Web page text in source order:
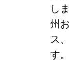
し
州
ス
す。